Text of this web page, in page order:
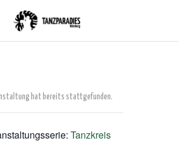
hat bereits stattgefunden.
Tanzkreis